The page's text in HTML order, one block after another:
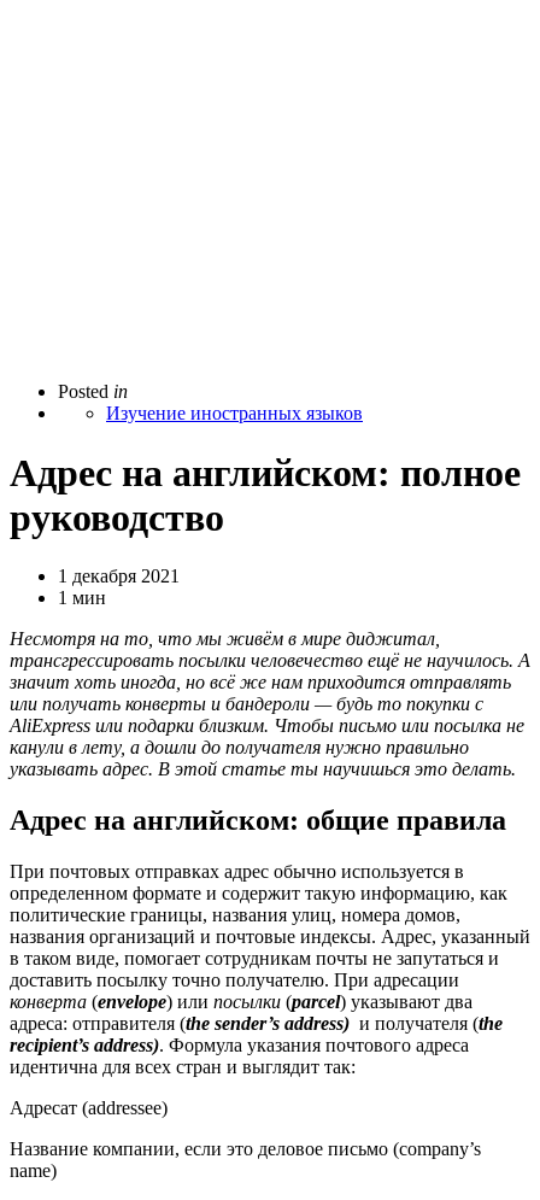
Posted in
Изучение иностранных языков
Адрес на английском: полное
руководство
1 декабря 2021
1 мин
Несмотря на то, что мы живём в мире диджитал,
трансгрессировать посылки человечество ещё не научилось. А
значит хоть иногда, но всё же нам приходится отправлять
или получать конверты и бандероли — будь то покупки с
AliExpress или подарки близким. Чтобы письмо или посылка не
канули в лету, а дошли до получателя нужно правильно
указывать адрес. В этой статье ты научишься это делать.
Адрес на английском: общие правила
При почтовых отправках адрес обычно используется в
определенном формате и содержит такую информацию, как
политические границы, названия улиц, номера домов,
названия организаций и почтовые индексы. Адрес, указанный
в таком виде, помогает сотрудникам почты не запутаться и
доставить посылку точно получателю. При адресации
конверта (envelope) или посылки (parcel) указывают два
адреса: отправителя (the sender’s address) и получателя (the
recipient’s address). Формула указания почтового адреса
идентична для всех стран и выглядит так:
Адресат (addressee)
Название компании, если это деловое письмо (company’s
name)